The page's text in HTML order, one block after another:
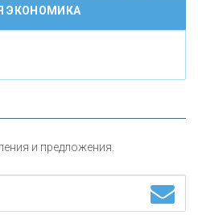
капитала
ЭКОНОМИКА
и предложения.